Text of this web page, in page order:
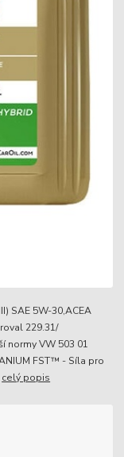
SAE 5W-30,ACEA
229.31/
normy VW 503 01
FST™ - Síla pro
celý popis